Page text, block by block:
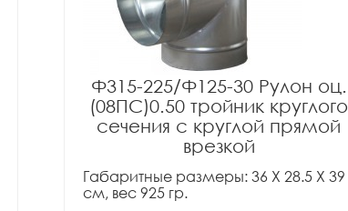
Ф315-225/Ф125-30 Рулон оц.
(08ПС)0.50 тройник круглого
сечения с круглой прямой
врезкой
Габаритные размеры: 36 X 28.5 X 39
см, вес 925 гр.